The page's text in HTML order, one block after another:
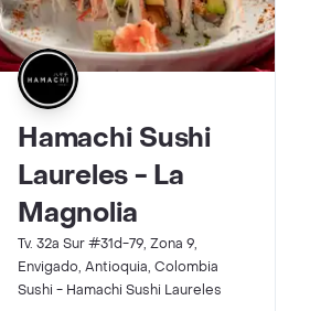
Hamachi Sushi
Laureles - La
Magnolia
Tv. 32a Sur #31d-79, Zona 9,
Envigado, Antioquia, Colombia
Sushi - Hamachi Sushi Laureles